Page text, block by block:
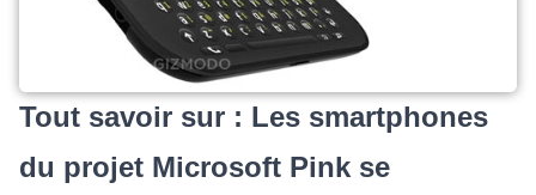
Tout savoir sur : Les smartphones
du projet Microsoft Pink se